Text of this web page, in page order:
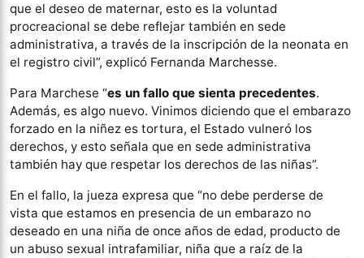
que el deseo de maternar, esto es la voluntad
procreacional se debe reflejar también en sede
administrativa, a través de la inscripción de la neonata en
el registro civil”, explicó Fernanda Marchesse.
Para Marchese “es un fallo que sienta precedentes.
Además, es algo nuevo. Vinimos diciendo que el embarazo
forzado en la niñez es tortura, el Estado vulneró los
derechos, y esto señala que en sede administrativa
también hay que respetar los derechos de las niñas”.
En el fallo, la jueza expresa que “no debe perderse de
vista que estamos en presencia de un embarazo no
deseado en una niña de once años de edad, producto de
un abuso sexual intrafamiliar, niña que a raíz de la